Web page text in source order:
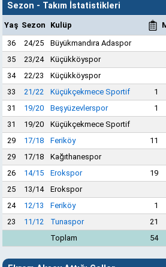
Sezon - Takım İstatistikleri
Yaş Sezon Kulüp
36
24/25
Büyükmandıra Adaspor
35
23/24
Küçükköyspor
34
22/23
Küçükköyspor
33
21/22 Küçükçekmece Sportif 1
31
19/20 Beşyüzevlerspor 1
31
19/20
Küçükçekmece Sportif
29
17/18 Feriköy 11
29
17/18
Kağıthanespor
26
14/15 Erokspor 19
25
13/14
Erokspor
24
12/13 Feriköy 1
23
11/12 Tunaspor 21
Toplam
54